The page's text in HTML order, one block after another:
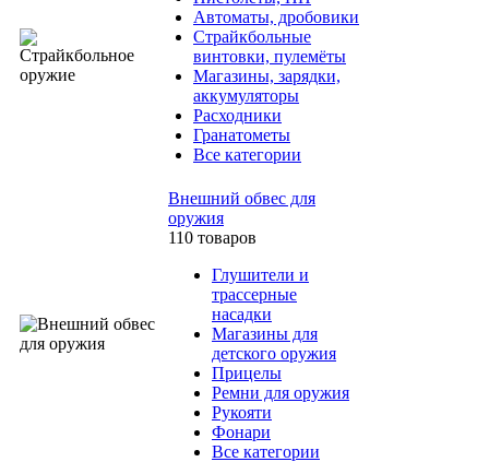
Автоматы, дробовики
Страйкбольные
винтовки, пулемёты
Магазины, зарядки,
аккумуляторы
Расходники
Гранатометы
Все категории
Внешний обвес для
оружия
110 товаров
Глушители и
трассерные
насадки
Магазины для
детского оружия
Прицелы
Ремни для оружия
Рукояти
Фонари
Все категории